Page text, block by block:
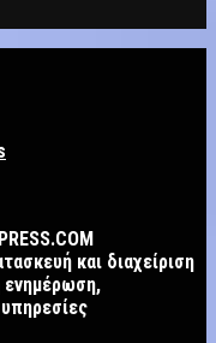
και διαχείριση
ενημέρωση,